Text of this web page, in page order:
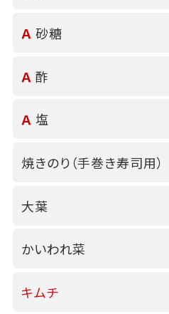
Ａ 砂糖
Ａ 酢
Ａ 塩
焼きのり（手巻き寿司用）
大葉
かいわれ菜
キムチ